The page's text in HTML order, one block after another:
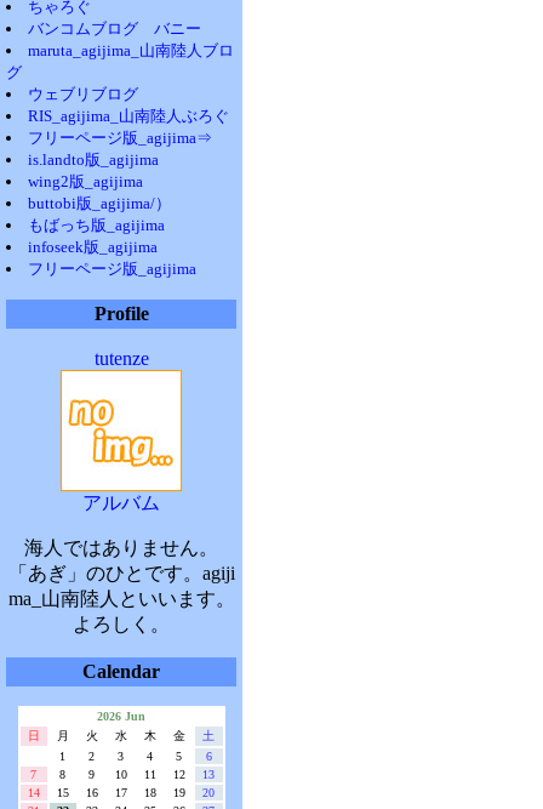
ちゃろぐ
バンコムブログ バニー
maruta_agijima_山南陸人ブロ
グ
ウェブリブログ
RIS_agijima_山南陸人ぶろぐ
フリーページ版_agijima⇒
is.landto版_agijima
wing2版_agijima
buttobi版_agijima/）
もばっち版_agijima
infoseek版_agijima
フリーページ版_agijima
Profile
tutenze
アルバム
海人ではありません。
「あぎ」のひとです。agiji
ma_山南陸人といいます。
よろしく。
Calendar
2026 Jun
日
月 火 水 木 金
土
1
2 3 4 5
6
7
8 9 10 11 12
13
14
15 16 17 18 19
20